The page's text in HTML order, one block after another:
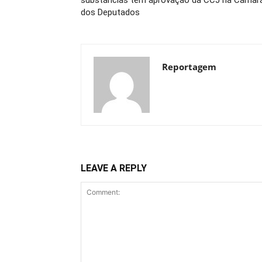
dos Deputados
Reportagem
LEAVE A REPLY